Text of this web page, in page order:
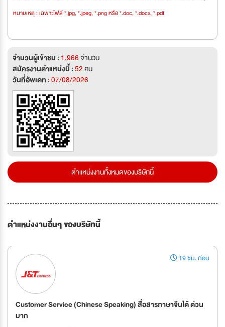
หมายเหตุ : เฉพาะไฟล์ *.jpg, *.jpeg, *.png หรือ *.doc, *.docx, *.pdf
จำนวนผู้เข้าชม : 1,966จำนวน
สมัครงานตำแหน่งนี้ :52คน
วันที่อัพเดท :07/08/2026
ตำแหน่งงานทั้งหมดของบริษัทนี้
ตำแหน่งงานอื่นๆ ของบริษัทนี้
19 ชม. ก่อน
Customer Service (Chinese Speaking) สื่อสารภาษาจีนได้ ด่วน
มาก